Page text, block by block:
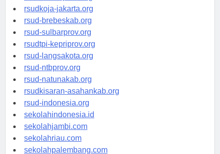
rsud-cilacapkab.org
rsudkoja-jakarta.org
rsud-brebeskab.org
rsud-sulbarprov.org
rsudtpi-kepriprov.org
rsud-langsakota.org
rsud-ntbprov.org
rsud-natunakab.org
rsudkisaran-asahankab.org
rsud-indonesia.org
sekolahindonesia.id
sekolahjambi.com
sekolahriau.com